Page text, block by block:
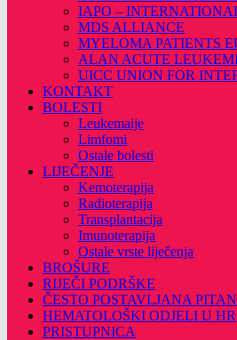
IAPO –
MDS ALLIANCE
MYELOMA PATIENTS
ALAN ACUTE
UICC UNION FOR
KONTAKT
BOLESTI
Leukemaije
Limfomi
Ostale bolesti
LIJEČENJE
Kemoterapija
Radioterapija
Transplantacija
Imunoterapija
Ostale vrste liječenja
BROŠURE
RIJEČI PODRŠKE
ČESTO POSTAVLJANA
HEMATOLOŠKI ODJELI U HR
PRISTUPNICA